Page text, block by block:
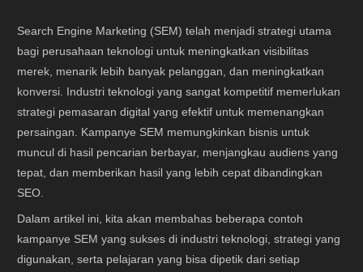
Search Engine Marketing (SEM) telah menjadi strategi utama
bagi perusahaan teknologi untuk meningkatkan visibilitas
merek, menarik lebih banyak pelanggan, dan meningkatkan
konversi. Industri teknologi yang sangat kompetitif memerlukan
strategi pemasaran digital yang efektif untuk memenangkan
persaingan. Kampanye SEM memungkinkan bisnis untuk
muncul di hasil pencarian berbayar, menjangkau audiens yang
tepat, dan memberikan hasil yang lebih cepat dibandingkan
SEO.
Dalam artikel ini, kita akan membahas beberapa contoh
kampanye SEM yang sukses di industri teknologi, strategi yang
digunakan, serta pelajaran yang bisa dipetik dari setiap